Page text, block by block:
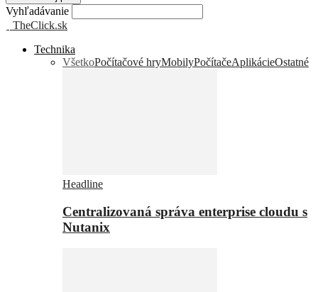
Vyhľadávanie
TheClick.sk
Technika
VšetkoPočítačové hryMobilyPočítačeAplikácieOstatné
Headline
Centralizovaná správa enterprise cloudu s
Nutanix